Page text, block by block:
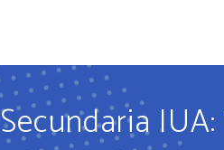
Secundaria